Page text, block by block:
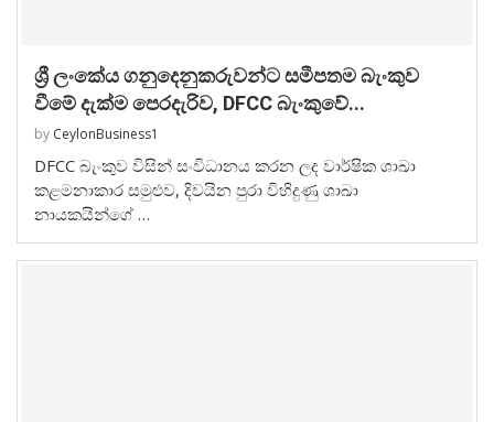
ශ්‍රී ලංකේය ගනුදෙනුකරුවන්ට සමීපතම බැංකුව
වීමේ දැක්ම පෙරදැරිව, DFCC බැංකුවේ...
by CeylonBusiness1
DFCC බැංකුව විසින් සංවිධානය කරන ලද වාර්ෂික ශාඛා
කළමනාකාර සමුළුව, දිවයින පුරා විහිදුණු ශාඛා
නායකයින්ගේ …